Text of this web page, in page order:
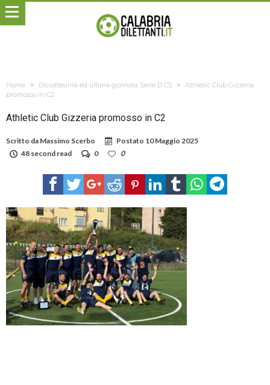
Home Diciottesima ed ultima giornata Serie D C5
Athletic Club Gizzeria
promosso in C2
Athletic Club Gizzeria promosso in C2
Scritto da Massimo Scerbo Postato 10 Maggio 2025
48 second read
0 0